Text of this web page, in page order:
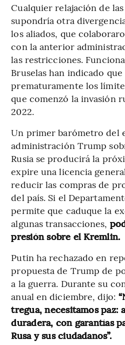
Cualquier relajación de
supondría otra
los aliados, que
con la anterior
las restricciones.
Bruselas han indicado
prematuramente los
que comenzó la invasión
2022.
Un primer barómetro del
administración Trump
Rusia se producirá la
expire una licencia
reducir las compras de
del país. Si el
permite que caduque la
algunas transacciones,
presión sobre el Kremlin.
Putin ha rechazado en
propuesta de Trump de
a la guerra. Durante su
anual en diciembre, dijo:
tregua, necesitamos paz:
duradera, con garantías
Rusa y sus ciudadanos”.